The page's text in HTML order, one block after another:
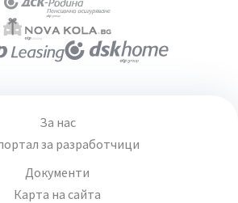
За нас
за разработчици
Документи
Карта на сайта